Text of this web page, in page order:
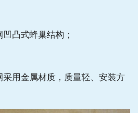
凸式蜂巢结构；
用金属材质，质量轻、安装方